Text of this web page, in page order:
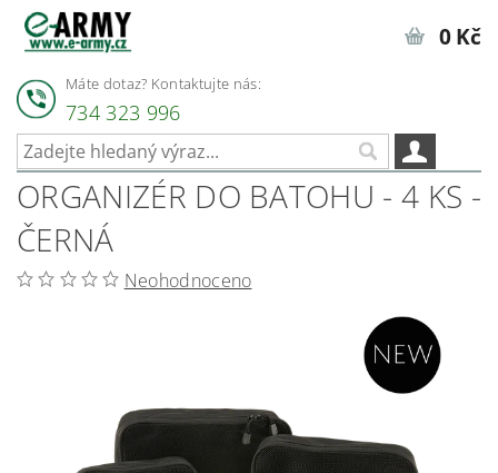
Máte dotaz? Kontaktujte nás:
734 323 996
0 Kč
ORGANIZÉR DO BATOHU - 4 KS -
ČERNÁ
Neohodnoceno